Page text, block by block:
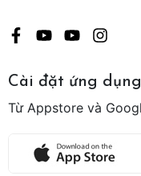
Cài đặt ứng dụng
Từ Appstore và